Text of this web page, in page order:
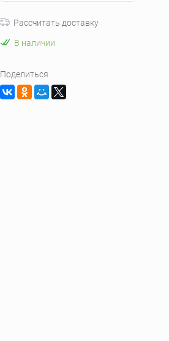
Рассчитать доставку
В наличии
Поделиться